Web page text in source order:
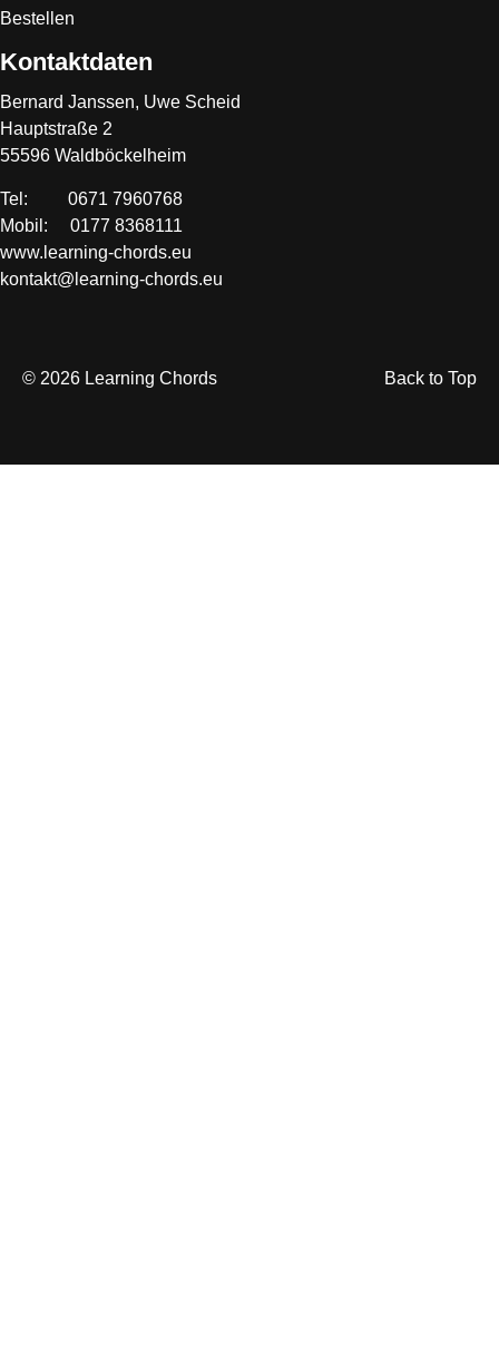
Bestellen
Kontaktdaten
Bernard Janssen, Uwe Scheid
Hauptstraße 2
55596 Waldböckelheim
Tel: 0671 7960768
Mobil: 0177 8368111
www.learning-chords.eu
kontakt@learning-chords.eu
Back to Top
© 2026 Learning Chords